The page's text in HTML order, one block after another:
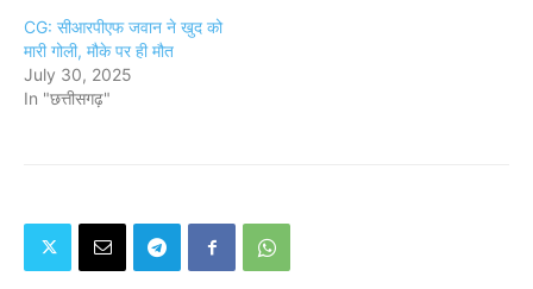
CG: सीआरपीएफ जवान ने खुद को
मारी गोली, मौके पर ही मौत
July 30, 2025
In "छत्तीसगढ़"